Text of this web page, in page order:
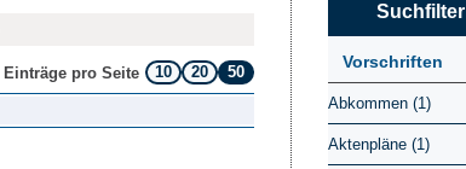
Einträge pro Seite 10 20 50
Suchfilter
Vorschriften
Abkommen (1)
Aktenpläne (1)